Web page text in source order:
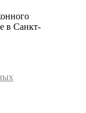
в Санкт-